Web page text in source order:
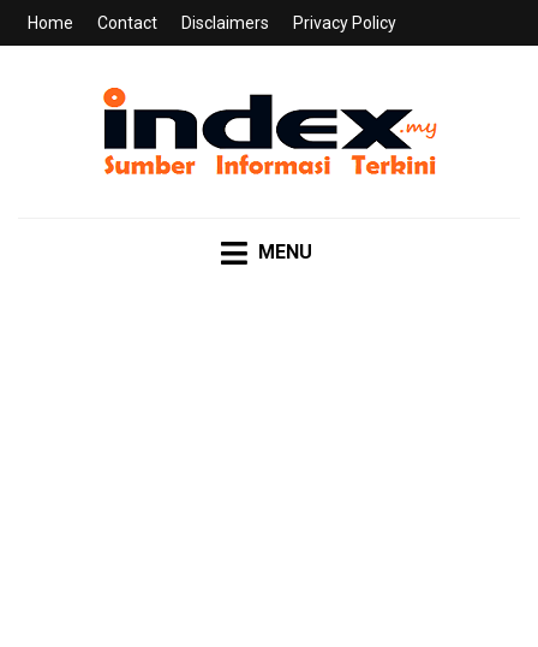
Home Contact Disclaimers Privacy Policy
MENU